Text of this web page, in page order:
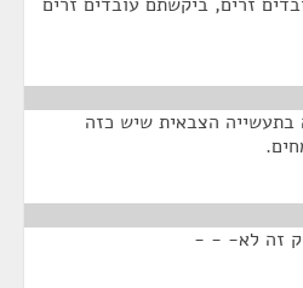
בתעשייה הצבאית שיש כזה